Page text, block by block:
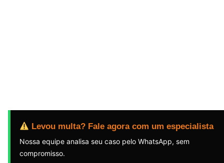
Levou multa? Fale agora com um especialista
Nossa equipe analisa seu caso pelo WhatsApp, sem
compromisso.